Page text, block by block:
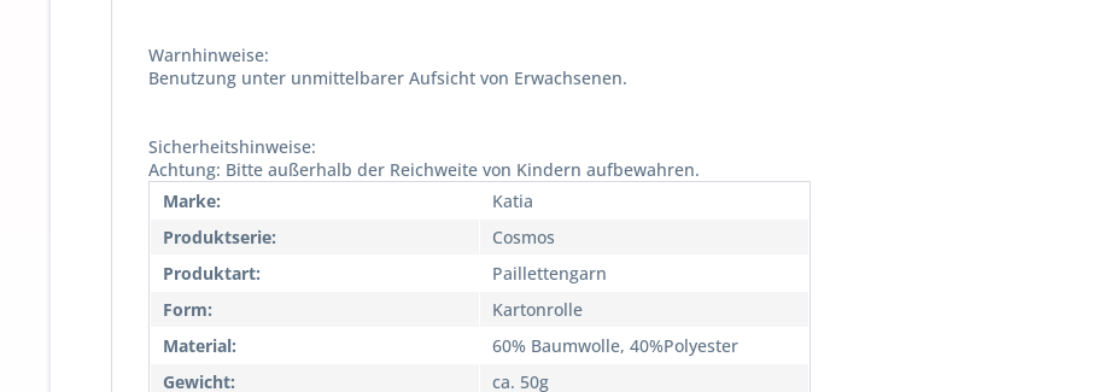
Warnhinweise:
Benutzung unter unmittelbarer Aufsicht von Erwachsenen.
Sicherheitshinweise:
Achtung: Bitte außerhalb der Reichweite von Kindern aufbewahren.
Marke:
Katia
Produktserie:
Cosmos
Produktart:
Paillettengarn
Form:
Kartonrolle
Material:
60% Baumwolle, 40%Polyester
Gewicht:
ca. 50g